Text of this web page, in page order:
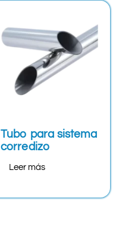
Tubo para sistema
corredizo
Leer más